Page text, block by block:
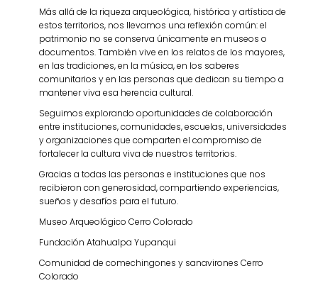
Más allá de la riqueza arqueológica, histórica y artística de
estos territorios, nos llevamos una reflexión común: el
patrimonio no se conserva únicamente en museos o
documentos. También vive en los relatos de los mayores,
en las tradiciones, en la música, en los saberes
comunitarios y en las personas que dedican su tiempo a
mantener viva esa herencia cultural.
Seguimos explorando oportunidades de colaboración
entre instituciones, comunidades, escuelas, universidades
y organizaciones que comparten el compromiso de
fortalecer la cultura viva de nuestros territorios.
Gracias a todas las personas e instituciones que nos
recibieron con generosidad, compartiendo experiencias,
sueños y desafíos para el futuro.
Museo Arqueológico Cerro Colorado
Fundación Atahualpa Yupanqui
Comunidad de comechingones y sanavirones Cerro
Colorado